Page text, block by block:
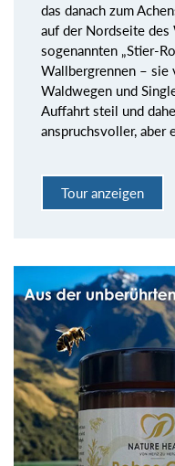
das danach zum
auf der Nordseite
sogenannten „Stier-
Wallbergrennen – sie
Waldwegen und
Auffahrt steil und
anspruchsvoller, aber
Tour anzeigen